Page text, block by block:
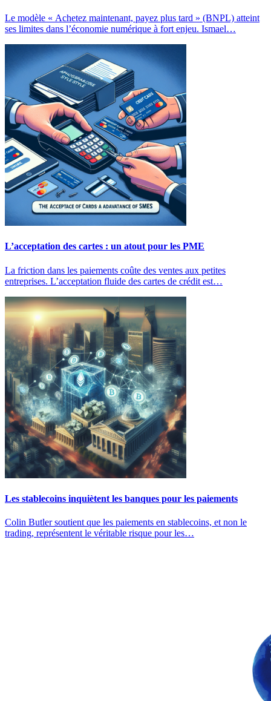
Le modèle « Achetez maintenant, payez plus tard » (BNPL) atteint
ses limites dans l’économie numérique à fort enjeu. Ismael…
L’acceptation des cartes : un atout pour les PME
La friction dans les paiements coûte des ventes aux petites
entreprises. L’acceptation fluide des cartes de crédit est…
Les stablecoins inquiètent les banques pour les paiements
Colin Butler soutient que les paiements en stablecoins, et non le
trading, représentent le véritable risque pour les…